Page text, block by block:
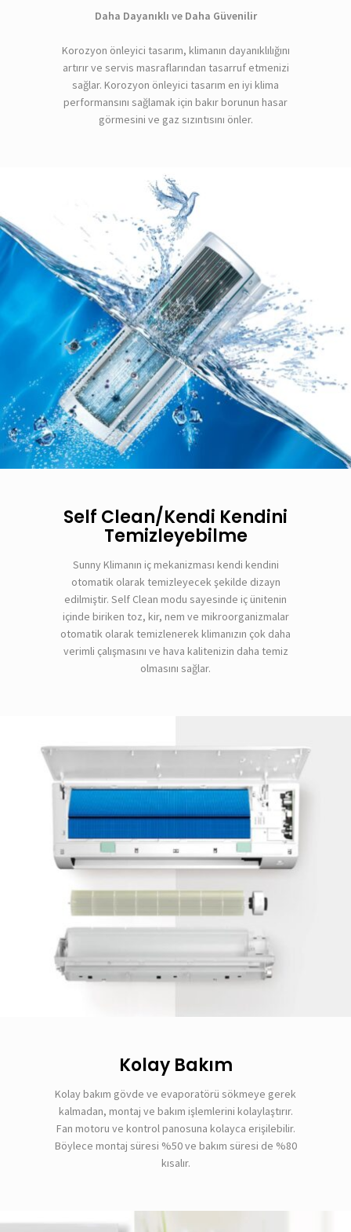
Daha Dayanıklı ve Daha Güvenilir
Korozyon önleyici tasarım, klimanın dayanıklılığını
artırır ve servis masraflarından tasarruf etmenizi
sağlar. Korozyon önleyici tasarım en iyi klima
performansını sağlamak için bakır borunun hasar
görmesini ve gaz sızıntısını önler.
Self Clean/Kendi Kendini
Temizleyebilme
Sunny Klimanın iç mekanizması kendi kendini
otomatik olarak temizleyecek şekilde dizayn
edilmiştir. Self Clean modu sayesinde iç ünitenin
içinde biriken toz, kir, nem ve mikroorganizmalar
otomatik olarak temizlenerek klimanızın çok daha
verimli çalışmasını ve hava kalitenizin daha temiz
olmasını sağlar.
Kolay Bakım
Kolay bakım gövde ve evaporatörü sökmeye gerek
kalmadan, montaj ve bakım işlemlerini kolaylaştırır.
Fan motoru ve kontrol panosuna kolayca erişilebilir.
Böylece montaj süresi %50 ve bakım süresi de %80
kısalır.